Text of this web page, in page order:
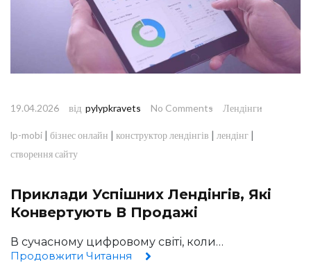
19.04.2026 від pylypkravets No Comments Лендінги
lp-mobi | бізнес онлайн | конструктор лендінгів | лендінг |
створення сайту
Приклади Успішних Лендінгів, Які
Конвертують В Продажі
В сучасному цифровому світі, коли…
Продовжити Читання